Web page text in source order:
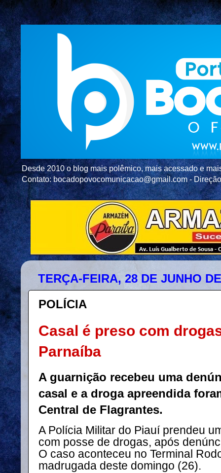
Desde 2010 o blog mais polêmico, mais acessado e
Contato: bocadopovocomunicacao@gmail.com -
TERÇA-FEIRA, 28 DE JUNHO
POLÍCIA
Casal é preso com
Parnaíba
A guarnição recebeu uma
casal e a droga apreendida
Central de Flagrantes.
A Polícia Militar do Piauí prendeu
com posse de drogas, após
O caso aconteceu no Terminal
madrugada deste domingo (26).